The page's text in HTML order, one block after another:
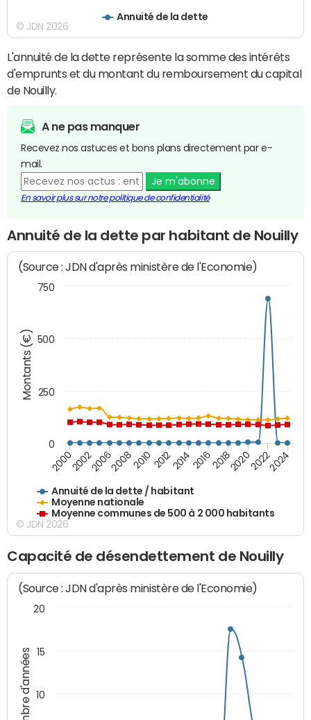
Annuité de la dette
© JDN 2026
L'annuité de la dette représente la somme des intérêts
d'emprunts et du montant du remboursement du capital
de Nouilly.
A ne pas manquer
Recevez nos astuces et bons plans directement par e-
mail.
Je m'abonne
En savoir plus sur notre politique de confidentialité
Annuité de la dette par habitant de Nouilly
Montants (€)
(Source : JDN d'après ministère de l'Economie)
Annuité de la dette / habitant
Moyenne nationale
Moyenne communes de 500 à 2 000 habitants
20002002200620082010 2012201420162018202020222024
0
250
500
750
© JDN 2026
Capacité de désendettement de Nouilly
Nombre d'années
(Source : JDN d'après ministère de l'Economie)
10
15
20